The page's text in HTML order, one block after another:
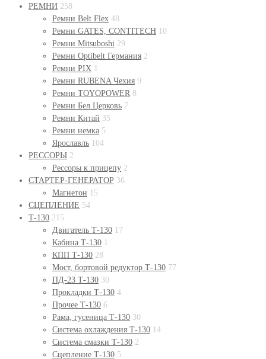
РЕМНИ 258
Ремни Belt Flex 48
Ремни GATES, CONTITECH 10
Ремни Mitsuboshi 29
Ремни Optibelt Германия 2
Ремни PIX 1
Ремни RUBENA Чехия 9
Ремни TOYOPOWER 8
Ремни Бел.Церковь 7
Ремни Китай 35
Ремни немка 5
Ярославль 104
РЕССОРЫ 2
Рессоры к прицепу 2
СТАРТЕР-ГЕНЕРАТОР 36
Магнетон 15
СЦЕПЛЕНИЕ 54
Т-130 215
Двигатель Т-130 17
Кабина Т-130 1
КПП Т-130 28
Мост, бортовой редуктор Т-130 77
ПД-23 Т-130 30
Прокладки Т-130 4
Прочее Т-130 6
Рама, гусеница Т-130 30
Система охлаждения Т-130 14
Система смазки Т-130 2
Сцепление Т-130 5